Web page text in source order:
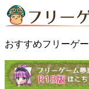
おすすめフリーゲ